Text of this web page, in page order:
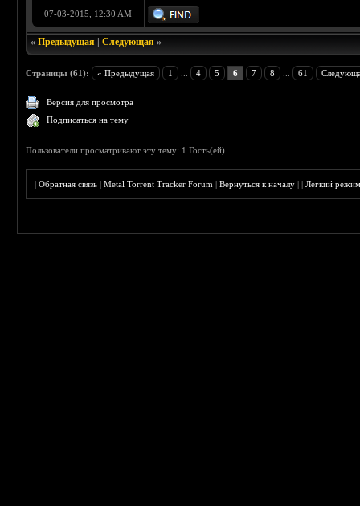
07-03-2015, 12:30 AM
«Предыдущая |Следующая »
Страницы (61): « Предыдущая 1 4 5 6 7 8 61
Версия для просмотра
Подписаться на тему
Пользователи просматривают эту тему: 1 Гость(ей)
|Обратная связь |Metal Torrent Tracker Forum |Вернуться к началу ||Лёгкий